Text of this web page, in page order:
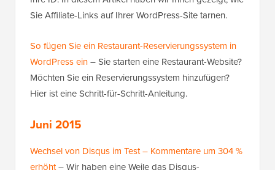
Sie Affiliate-Links auf Ihrer WordPress-Site tarnen.
So fügen Sie ein Restaurant-Reservierungssystem in
WordPress ein– Sie starten eine Restaurant-Website?
Möchten Sie ein Reservierungssystem hinzufügen?
Hier ist eine Schritt-für-Schritt-Anleitung.
Juni 2015
Wechsel von Disqus im Test – Kommentare um 304 %
erhöht– Wir haben eine Weile das Disqus-